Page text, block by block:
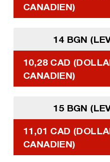
CANADIEN)
14 BGN
10,28 CAD
CANADIEN)
15 BGN
11,01 CAD
CANADIEN)